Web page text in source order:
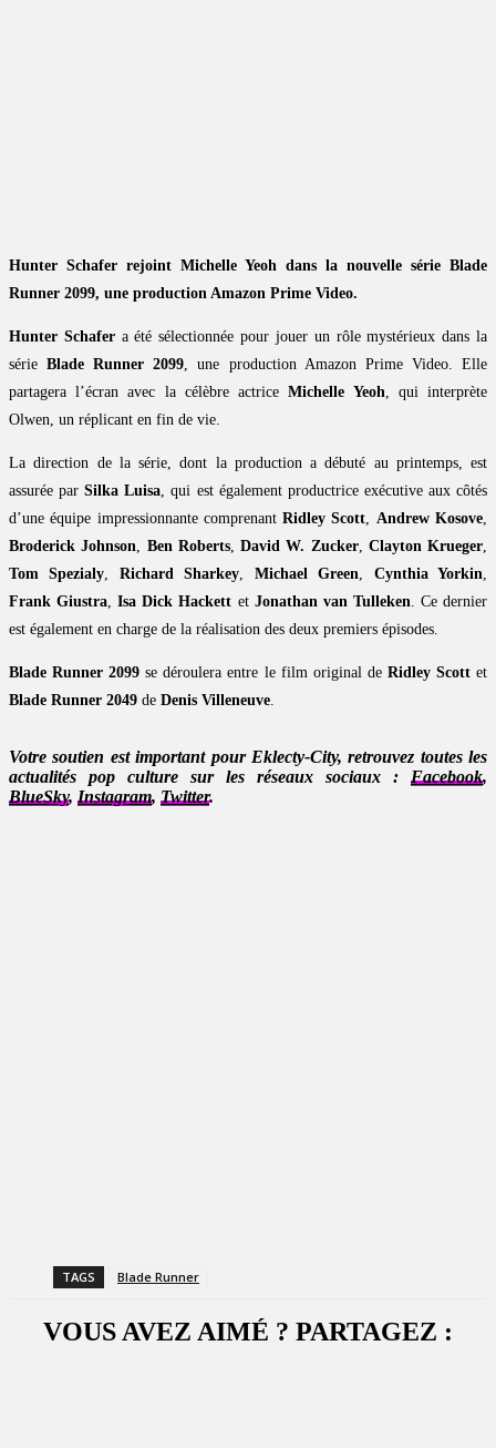
Hunter Schafer rejoint Michelle Yeoh dans la nouvelle série Blade
Runner 2099, une production Amazon Prime Video.
Hunter Schafera été sélectionnée pour jouer un rôle mystérieux dans la
sérieBlade Runner 2099, une production Amazon Prime Video. Elle
partagera l’écran avec la célèbre actriceMichelle Yeoh, qui interprète
Olwen, un réplicant en fin de vie.
La direction de la série, dont la production a débuté au printemps, est
assurée parSilka Luisa, qui est également productrice exécutive aux côtés
d’une équipe impressionnante comprenantRidley Scott, Andrew Kosove,
Broderick Johnson, Ben Roberts, David W. Zucker, Clayton Krueger,
Tom Spezialy, Richard Sharkey, Michael Green, Cynthia Yorkin,
Frank Giustra,Isa Dick Hackett et Jonathan van Tulleken. Ce dernier
est également en charge de la réalisation des deux premiers épisodes.
Blade Runner 2099 se déroulera entre le film original de Ridley Scottet
Blade Runner 2049 de Denis Villeneuve.
Votre soutien est important pour Eklecty-City, retrouvez toutes les
actualités pop culture sur les réseaux sociaux : Facebook,
BlueSky, Instagram, Twitter.
TAGS Blade Runner
VOUS AVEZ AIMÉ ? PARTAGEZ :